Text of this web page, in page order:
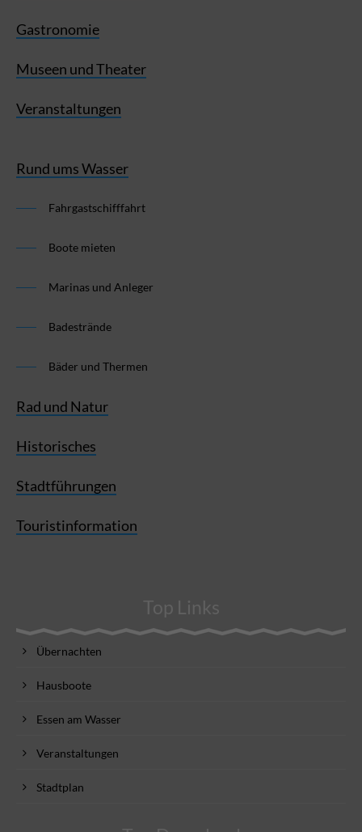
Gastronomie
Museen und Theater
Veranstaltungen
Rund ums Wasser
Fahrgastschifffahrt
Boote mieten
Marinas und Anleger
Badestrände
Bäder und Thermen
Rad und Natur
Historisches
Stadtführungen
Touristinformation
Top Links
Übernachten
Hausboote
Essen am Wasser
Veranstaltungen
Stadtplan